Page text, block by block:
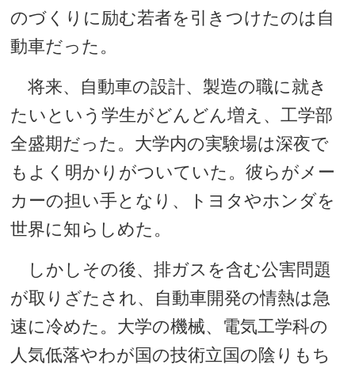
のづくりに励む若者を引きつけたのは自
動車だった。
将来、自動車の設計、製造の職に就き
たいという学生がどんどん増え、工学部
全盛期だった。大学内の実験場は深夜で
もよく明かりがついていた。彼らがメー
カーの担い手となり、トヨタやホンダを
世界に知らしめた。
しかしその後、排ガスを含む公害問題
が取りざたされ、自動車開発の情熱は急
速に冷めた。大学の機械、電気工学科の
人気低落やわが国の技術立国の陰りもち